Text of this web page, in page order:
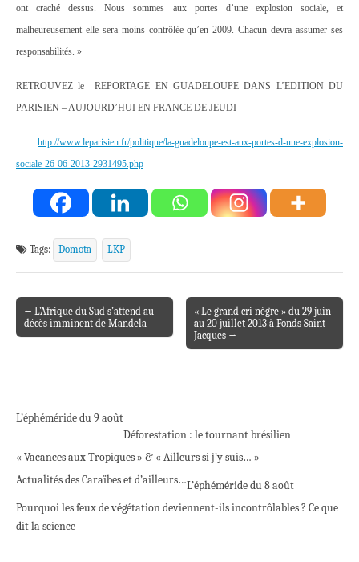
ont craché dessus. Nous sommes aux portes d’une explosion sociale, et
malheureusement elle sera moins contrôlée qu’en 2009. Chacun devra assumer ses
responsabilités. »
RETROUVEZ le REPORTAGE EN GUADELOUPE DANS L’EDITION DU
PARISIEN – AUJOURD’HUI EN FRANCE DE JEUDI
http://www.leparisien.fr/politique/la-guadeloupe-est-aux-portes-d-une-explosion-
sociale-26-06-2013-2931495.php
Tags: Domota LKP
Post navigation
← L’Afrique du Sud s’attend au
décès imminent de Mandela
« Le grand cri nègre » du 29 juin
au 20 juillet 2013 à Fonds Saint-
Jacques →
L’éphéméride du 9 août
Déforestation : le tournant brésilien
« Vacances aux Tropiques » & « Ailleurs si j’y suis… »
Actualités des Caraïbes et d’ailleurs…L’éphéméride du 8 août
Pourquoi les feux de végétation deviennent-ils incontrôlables ? Ce que
dit la science